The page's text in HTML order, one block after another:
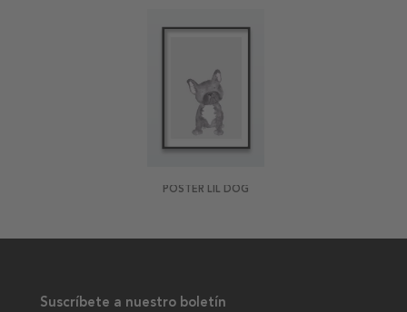
POSTER LIL DOG
Suscríbete a nuestro boletín